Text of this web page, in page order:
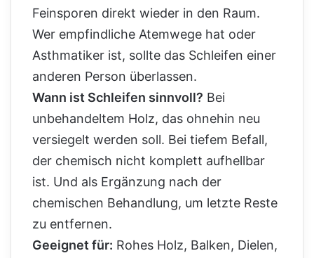
Feinsporen direkt wieder in den Raum.
Wer empfindliche Atemwege hat oder
Asthmatiker ist, sollte das Schleifen einer
anderen Person überlassen.
Wann ist Schleifen sinnvoll? Bei
unbehandeltem Holz, das ohnehin neu
versiegelt werden soll. Bei tiefem Befall,
der chemisch nicht komplett aufhellbar
ist. Und als Ergänzung nach der
chemischen Behandlung, um letzte Reste
zu entfernen.
Geeignet für: Rohes Holz, Balken, Dielen,